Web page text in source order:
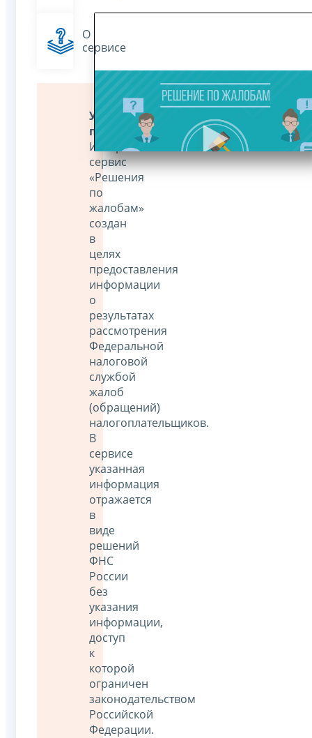
О
сервисе
Уважаемые
пользователи!
Интернет-
сервис
«Решения
по
жалобам»
создан
в
целях
предоставления
информации
о
результатах
рассмотрения
Федеральной
налоговой
службой
жалоб
(обращений)
налогоплательщиков.
В
сервисе
указанная
информация
отражается
в
виде
решений
ФНС
России
без
указания
информации,
доступ
к
которой
ограничен
законодательством
Российской
Федерации.